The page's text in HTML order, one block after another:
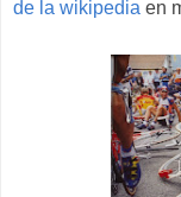
de la wikipedia en